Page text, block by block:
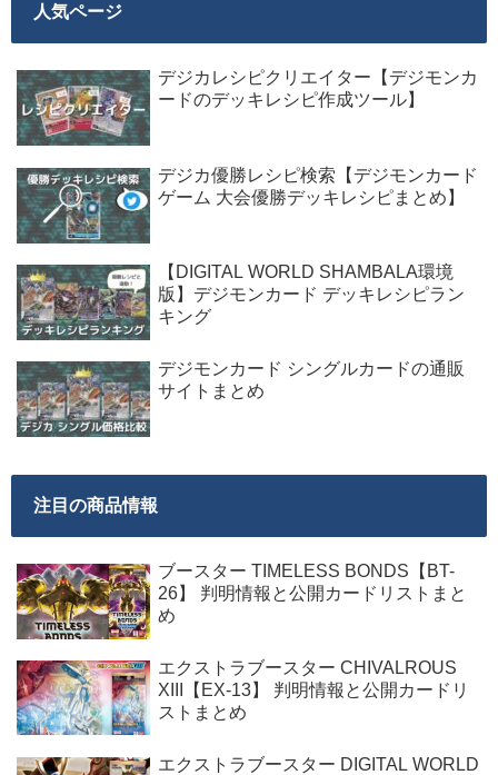
人気ページ
デジカレシピクリエイター【デジモンカ
ードのデッキレシピ作成ツール】
デジカ優勝レシピ検索【デジモンカード
ゲーム 大会優勝デッキレシピまとめ】
【DIGITAL WORLD SHAMBALA環境
版】デジモンカード デッキレシピラン
キング
デジモンカード シングルカードの通販
サイトまとめ
注目の商品情報
ブースター TIMELESS BONDS【BT-
26】 判明情報と公開カードリストまと
め
エクストラブースター CHIVALROUS
XIII【EX-13】 判明情報と公開カードリ
ストまとめ
エクストラブースター DIGITAL WORLD